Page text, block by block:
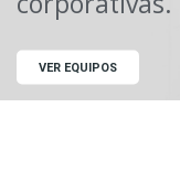
VER EQUIPOS
VER SOLUCIONES